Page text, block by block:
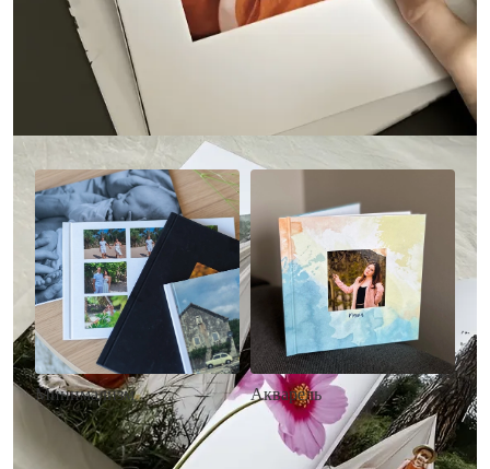
Другие стили фотокниг
Минимализм
• Без декора
• Выбор цвета фона
Акварель
• Декор в стиле
акварельных красок